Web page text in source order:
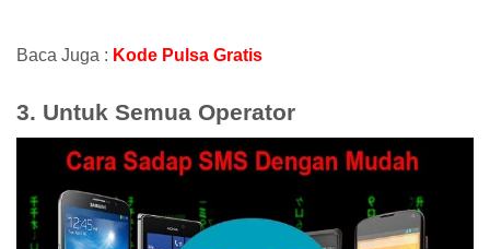
Baca Juga : Kode Pulsa Gratis
3. Untuk Semua Operator